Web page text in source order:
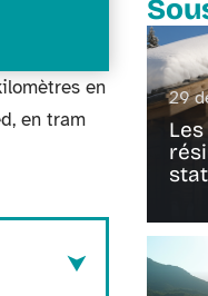
en
en tram
29